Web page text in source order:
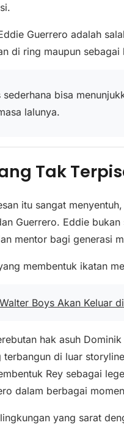
Guerrero adalah
di ring maupun
bisa
lalunya.
Tak
itu sangat
Guerrero. Eddie
mentor bagi generasi
membentuk ikatan
Boys Akan Keluar
hak asuh Dominik
terbangun di luar storyline
Rey sebagai
dalam berbagai
yang sarat